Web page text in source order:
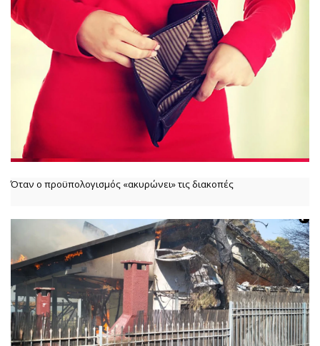
Όταν ο προϋπολογισμός «ακυρώνει» τις διακοπές